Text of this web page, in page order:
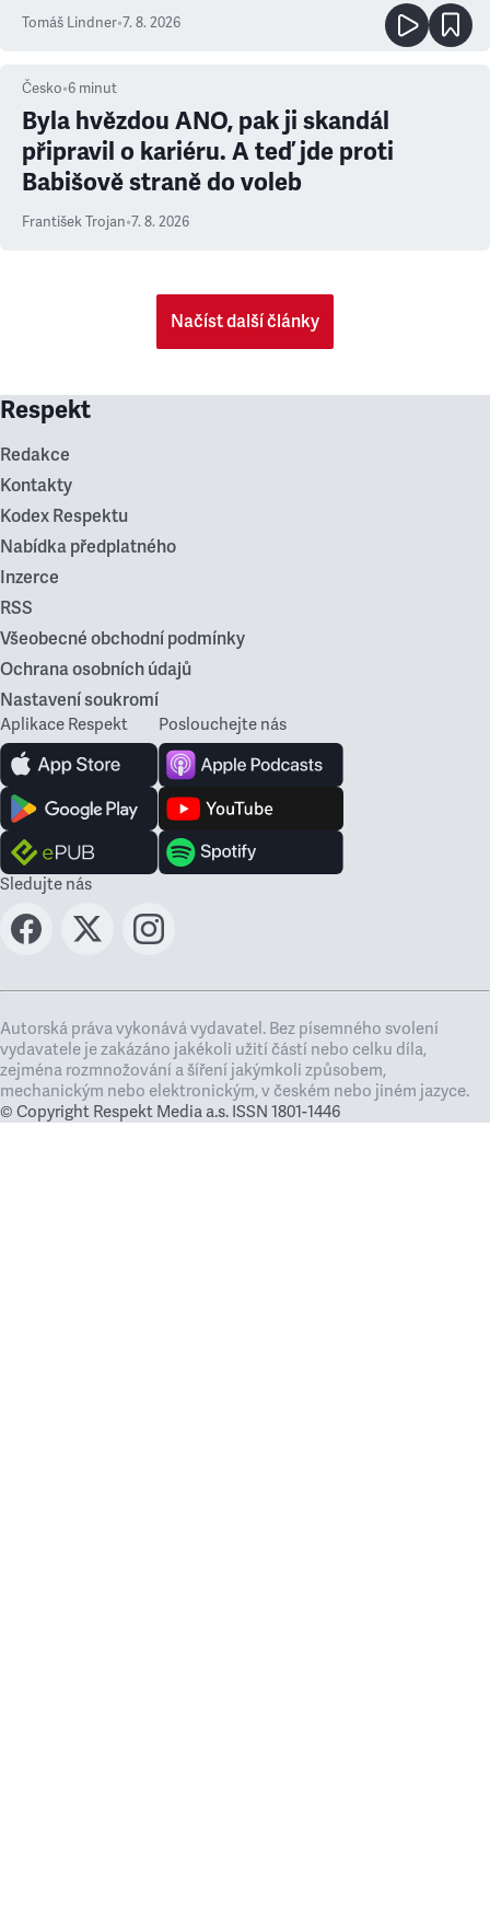
prioritu
Tomáš Lindner•7. 8. 2026
Česko•6 minut
Byla hvězdou ANO, pak ji skandál
připravil o kariéru. A teď jde proti
Babišově straně do voleb
František Trojan•7. 8. 2026
Načíst další články
Respekt
Redakce
Kontakty
Kodex Respektu
Nabídka předplatného
Inzerce
RSS
Všeobecné obchodní podmínky
Ochrana osobních údajů
Nastavení soukromí
Aplikace Respekt Poslouchejte nás
Sledujte nás
Autorská práva vykonává vydavatel. Bez písemného svolení
vydavatele je zakázáno jakékoli užití částí nebo celku díla,
zejména rozmnožování a šíření jakýmkoli způsobem,
mechanickým nebo elektronickým, v českém nebo jiném jazyce.
© Copyright Respekt Media a.s. ISSN 1801-1446